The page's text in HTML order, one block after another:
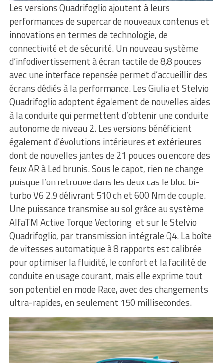
Les versions Quadrifoglio ajoutent à leurs
performances de supercar de nouveaux contenus et
innovations en termes de technologie, de
connectivité et de sécurité. Un nouveau système
d’infodivertissement à écran tactile de 8,8 pouces
avec une interface repensée permet d’accueillir des
écrans dédiés à la performance. Les Giulia et Stelvio
Quadrifoglio adoptent également de nouvelles aides
à la conduite qui permettent d’obtenir une conduite
autonome de niveau 2. Les versions bénéficient
également d’évolutions intérieures et extérieures
dont de nouvelles jantes de 21 pouces ou encore des
feux AR à Led brunis. Sous le capot, rien ne change
puisque l’on retrouve dans les deux cas le bloc bi-
turbo V6 2.9 délivrant 510 ch et 600 Nm de couple.
Une puissance transmise au sol grâce au système
AlfaTM Active Torque Vectoring et sur le Stelvio
Quadrifoglio, par transmission intégrale Q4. La boîte
de vitesses automatique à 8 rapports est calibrée
pour optimiser la fluidité, le confort et la facilité de
conduite en usage courant, mais elle exprime tout
son potentiel en mode Race, avec des changements
ultra-rapides, en seulement 150 millisecondes.